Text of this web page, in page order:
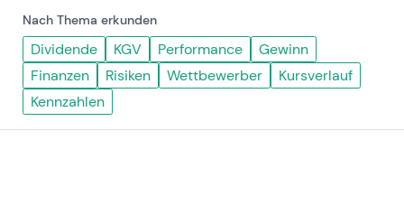
Nach Thema erkunden
Dividende KGV Performance
Gewinn
Finanzen
Risiken Wettbewerber
Kursverlauf
Kennzahlen